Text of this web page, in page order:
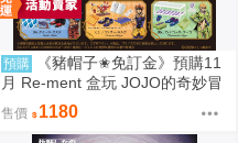
預購
《豬帽子✬免訂金》預購11
月 Re-ment 盒玩 JOJO的奇妙冒
險 服裝精品店 黃金之風 中盒6入
0816
售價 1180